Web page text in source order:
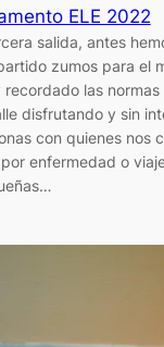
ELE 2022
salida, antes
zumos para el
recordado las
disfrutando y sin
con quienes nos
enfermedad o